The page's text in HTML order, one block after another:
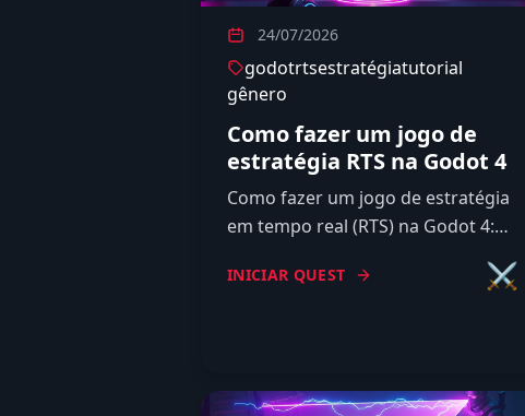
24/07/2026
godotrtsestratégiatutorial
gênero
Como fazer um jogo de
estratégia RTS na Godot 4
Como fazer um jogo de estratégia
em tempo real (RTS) na Godot 4:
em grupo, comandos, coleta e IA
INICIAR QUEST ⚔️